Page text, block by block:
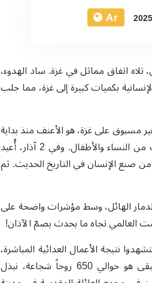
Ar
تلاه اتفاق مماثل في غزة. ساد الهدوء،
بكميات كبيرة إلى غزة، مما جلب
مسبوق على غزة، هو الأعنف منذ بداية
الحرب. تجاوز عدد الشهداء في غزة منذ اندلاع الحرب 50,000 شخص، من بينهم عشرات الآلاف من النساء والأطفال. وفي 2 آذار، أُعيد
صنع الإنسان في التاريخ الحديث. ثم
عددهم 2.2 مليون نسمة احتمال هذا الدمار الهائل، وسط مؤشرات واضحة على
العالمي تجاه ما يحدث يصمّ الآذان!
فقد فقد منذ بداية الحرب نحو 50 شخصاً من أبنائه؛ 20 منهم استشهدوا نتيجة الأعمال العدائية المباشرة،
و30 آخرون فقدوا حياتهم بسبب غياب الرعاية الطبية ونفاد الأدوية وانهيار المستشفيات. ما تبقى هو حوالي 650 روحاً شجاعة، نبذل